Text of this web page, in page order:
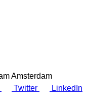
Amsterdam
Twitter LinkedIn